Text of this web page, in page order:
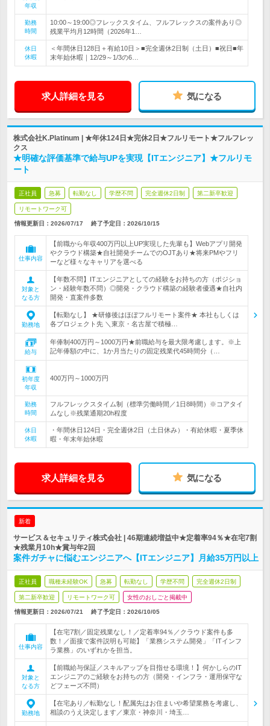
年収
勤務
時間
10:00～19:00◎フレックスタイム、フルフレックスの案件あり◎
残業平均月12時間（2026年1…
休日
休暇
＜年間休日128日＋有給10日＞■完全週休2日制（土日）■祝日■年
末年始休暇｜12/29～1/3の6…
求人詳細を見る 気になる
株式会社K.Platinum | ★年休124日★完休2日★フルリモート★フルフレッ
クス
★明確な評価基準で給与UPを実現【ITエンジニア】★フルリモ
ート
正社員 急募 転勤なし 学歴不問 完全週休2日制 第二新卒歓迎
リモートワーク可
情報更新日：2026/07/17 終了予定日： 2026/10/15
仕事内容
【前職から年収400万円以上UP実現した先輩も】Webアプリ開発
やクラウド構築★自社開発チームでのOJTあり★将来PMやフリ
ーなど様々なキャリアを選べる
対象と
なる方
【年数不問】ITエンジニアとしての経験をお持ちの方（ポジショ
ン・経験年数不問）◎開発・クラウド構築の経験者優遇★自社内
開発・直案件多数
勤務地
【転勤なし】 ★研修後はほぼフルリモート案件★ 本社もしくは
各プロジェクト先 ＼東京・名古屋で積極…
給与
年俸制400万円～1000万円★前職給与を最大限考慮します。※上
記年俸額の中に、1か月当たりの固定残業代45時間分（…
初年度
年収
400万円～1000万円
勤務
時間
フルフレックスタイム制（標準労働時間／1日8時間）※コアタイ
ムなし※残業通期20h程度
休日
休暇
・年間休日124日・完全週休2日（土日休み）・有給休暇・夏季休
暇・年末年始休暇
求人詳細を見る 気になる
新着
サービス＆セキュリティ株式会社 | 46期連続増益中★定着率94％★在宅7割
★残業月10h★賞与年2回
案件ガチャに悩むエンジニアへ【ITエンジニア】月給35万円以上
正社員 職種未経験OK 急募 転勤なし 学歴不問 完全週休2日制
第二新卒歓迎 リモートワーク可 女性のおしごと掲載中
情報更新日：2026/07/21 終了予定日： 2026/10/05
仕事内容
【在宅7割／固定残業なし！／定着率94％／クラウド案件も多
数！／面接で案件説明も可能】「業務システム開発」「ITインフ
ラ業務」のいずれかを担当。
対象と
なる方
【前職給与保証／スキルアップを目指せる環境！】何かしらのIT
エンジニアのご経験をお持ちの方（開発・インフラ・運用保守な
どフェーズ不問）
勤務地
【在宅あり／転勤なし！配属先はお住まいや希望業務を考慮し、
相談のうえ決定します／東京・神奈川・埼玉…